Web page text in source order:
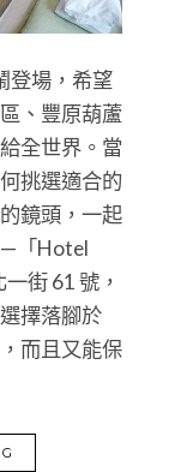
登場，希望
、豐原葫蘆
全世界。當
挑選適合的
鏡頭，一起
—「Hotel
街 61 號，
擇落腳於
而且又能保